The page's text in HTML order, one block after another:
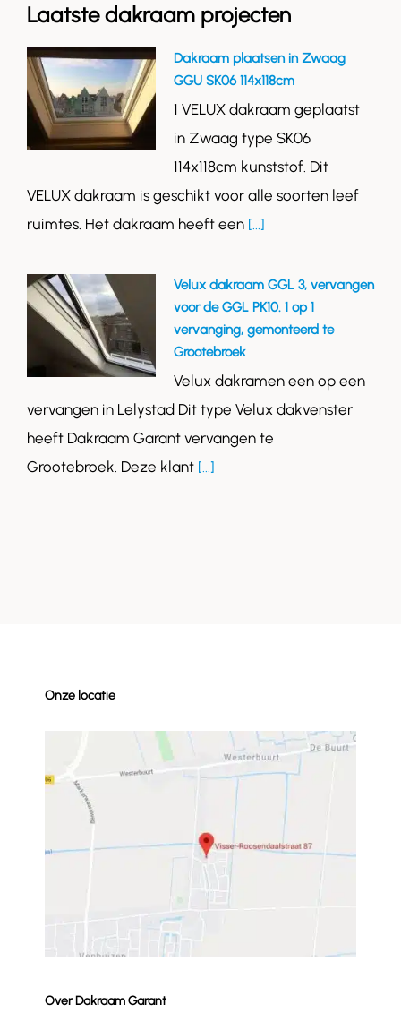
Laatste dakraam projecten
Dakraam plaatsen in Zwaag
GGU SK06 114x118cm
1 VELUX dakraam geplaatst
in Zwaag type SK06
114x118cm kunststof. Dit
VELUX dakraam is geschikt voor alle soorten leef
ruimtes. Het dakraam heeft een [...]
Velux dakraam GGL 3, vervangen
voor de GGL PK10. 1 op 1
vervanging, gemonteerd te
Grootebroek
Velux dakramen een op een
vervangen in Lelystad Dit type Velux dakvenster
heeft Dakraam Garant vervangen te
Grootebroek. Deze klant [...]
Onze locatie
Over Dakraam Garant